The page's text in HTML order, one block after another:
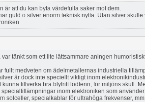
är att du kan byta värdefulla saker mot dem.
guld o silver enorm teknisk nytta. Utan silver
var tänkt som ett lite lättsammare aningen
fullt medveten om ädelmetallernas industriella
är dock inte speciellt viktigt inom
kunna tillverka bra blyfritt lödtenn, för miljöns skull.
specialtillämpningar inom elektroniken som
solceller, specialkablar för ultrahöga frekvenser,